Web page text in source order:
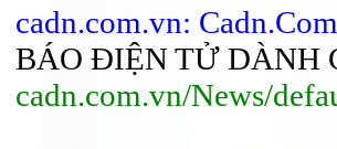
cadn.com.vn:
BÁO ĐIỆN TỬ DÀNH
cadn.com.vn/News/